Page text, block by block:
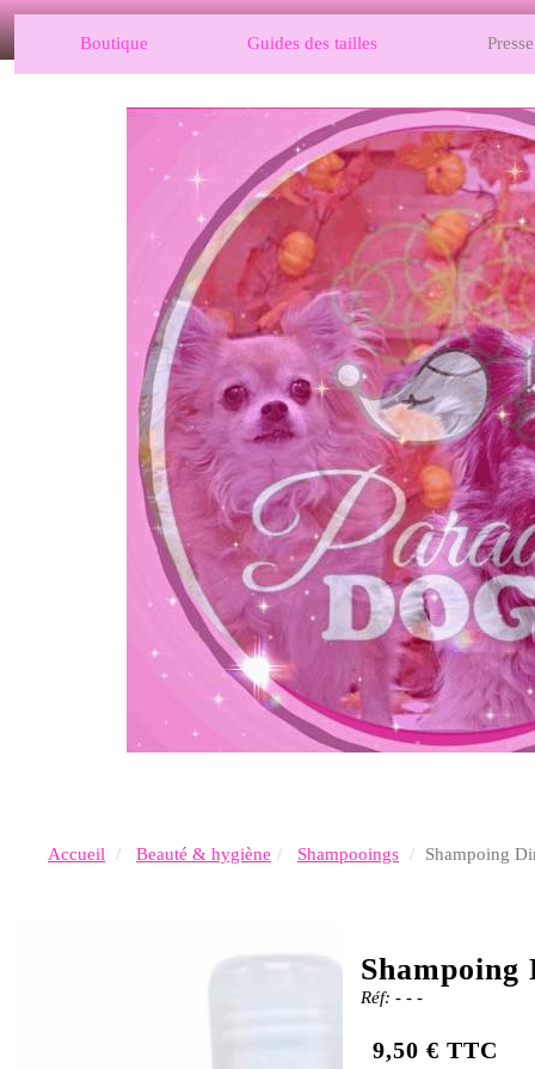
Boutique Guides des tailles Presse
Accueil Beauté & hygiène Shampooings Shampoing
Shampoing
Réf: - - -
9,50 € TTC